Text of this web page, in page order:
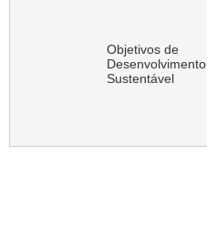
Objetivos de
Desenvolvimento
Sustentável